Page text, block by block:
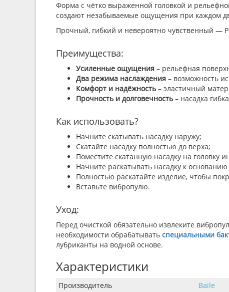
Форма с чётко выраженной головкой и
создают незабываемые ощущения при каждом
Прочный, гибкий и невероятно чувственный —
Преимущества:
Усиленные ощущения – рельефная
Два режима наслаждения – возможность
Комфорт и надёжность – эластичный
Прочность и долговечность – насадка
Как использовать?
Начните скатывать насадку наружу;
Скатайте насадку полностью до верха;
Поместите скатанную насадку на головку
Начните раскатывать насадку к
Полностью раскатайте изделие, чтобы
Вставьте вибропулю.
Уход:
Перед очисткой обязательно извлеките
необходимости обрабатывать специальными
лубриканты на водной основе.
Характеристики
Производитель Baile